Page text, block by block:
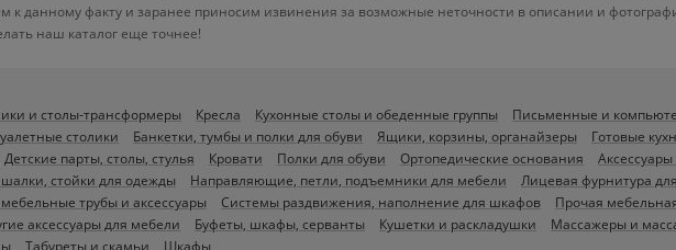
к данному факту и заранее приносим извинения за возможные неточности в описании и
наш каталог еще точнее!
и столы-трансформеры Кресла Кухонные столы и обеденные группы
Письменные и
столики Банкетки, тумбы и полки для обуви Ящики, корзины, органайзеры
Готовые
Детские парты, столы, стулья Кровати Полки для обуви Ортопедические основания
стойки для одежды
Направляющие, петли, подъемники для мебели
Лицевая фурнитура
трубы и аксессуары
Системы раздвижения, наполнение для шкафов
Прочая
аксессуары для мебели
Буфеты, шкафы, серванты Кушетки и раскладушки
Массажеры и
Табуреты и скамьи Шкафы